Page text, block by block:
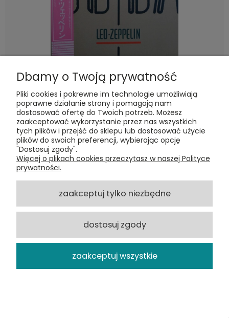
Led Zeppelin, Coda, LP 1982 Japan,
Swan Song, płyta winylowa
290,00 zł
DO KOSZYKA
Dbamy o Twoją prywatność
Pliki cookies i pokrewne im technologie umożliwiają
poprawne działanie strony i pomagają nam
dostosować ofertę do Twoich potrzeb. Możesz
zaakceptować wykorzystanie przez nas wszystkich
tych plików i przejść do sklepu lub dostosować użycie
plików do swoich preferencji, wybierając opcję
"Dostosuj zgody".
Więcej o plikach cookies przeczytasz w naszej Polityce
prywatności.
zaakceptuj tylko niezbędne
dostosuj zgody
zaakceptuj wszystkie